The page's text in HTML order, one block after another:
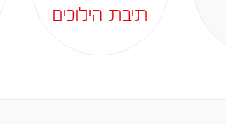
תיבת הילוכים